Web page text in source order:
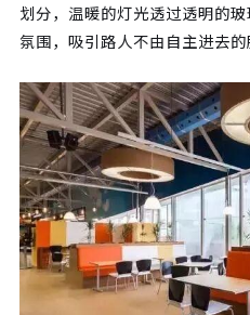
划分，温暖的灯光透过透明的
氛围，吸引路人不由自主进去的